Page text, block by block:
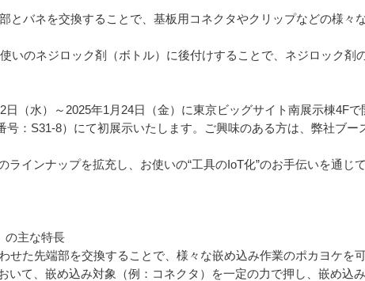
とバネを交換することで、基板用コネクタやクリップなどの様々
いのネジロック剤（ボトル）に後付けすることで、ネジロック
日（水）～2025年1月24日（金）に東京ビッグサイト南展示棟4F
：S31-8）にて初展示いたします。ご興味のある方は、弊社ブー
ラインナップを拡充し、お使いの“工具のIoT化”のお手伝いを通じ
の主な特長
せた先端部を交換することで、様々な嵌め込み作業のポカヨケを
いて、嵌め込み対象（例：コネクタ）を一定の力で押し、嵌め込